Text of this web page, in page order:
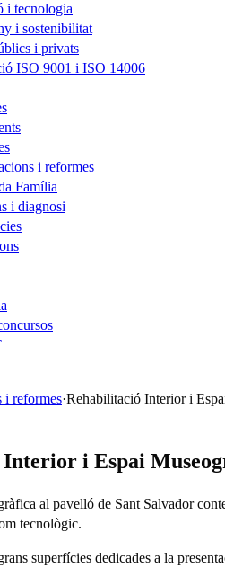
i tecnologia
i sostenibilitat
i privats
ISO 9001 i ISO 14006
i reformes
Família
i diagnosi
i reformes·Rehabilitació Interior i
i Espai
al pavelló de Sant Salvador
tecnològic.
superfícies dedicades a la